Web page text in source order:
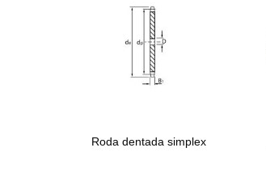
Roda dentada simplex